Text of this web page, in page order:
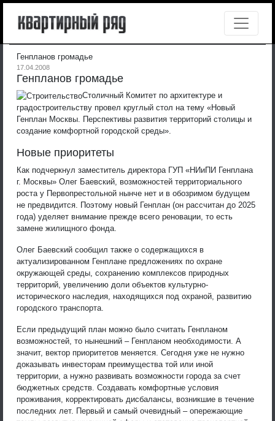
Генпланов громадье
17.04.2008
Генпланов громадье
Столичный Комитет по архитектуре и
градостроительству провел круглый стол на тему «Новый
Генплан Москвы. Перспективы развития территорий столицы и
создание комфортной городской среды».
Новые приоритеты
Как подчеркнул заместитель директора ГУП «НИиПИ Генплана
г. Москвы» Олег Баевский, возможностей территориального
роста у Первопрестольной нынче нет и в обозримом будущем
не предвидится. Поэтому новый Генплан (он рассчитан до 2025
года) уделяет внимание прежде всего реновации, то есть
замене жилищного фонда.
Олег Баевский сообщил также о содержащихся в
актуализированном Генплане предложениях по охране
окружающей среды, сохранению комплексов природных
территорий, увеличению доли объектов культурно-
исторического наследия, находящихся под охраной, развитию
городского транспорта.
Если предыдущий план можно было считать Генпланом
возможностей, то нынешний – Генпланом необходимости. А
значит, вектор приоритетов меняется. Сегодня уже не нужно
доказывать инвесторам преимущества той или иной
территории, а нужно развивать возможности города за счет
бюджетных средств. Создавать комфортные условия
проживания, корректировать дисбалансы, возникшие в течение
последних лет. Первый и самый очевидный – опережающие